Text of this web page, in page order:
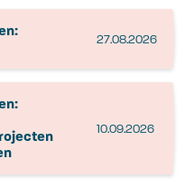
27.08.2026
10.09.2026